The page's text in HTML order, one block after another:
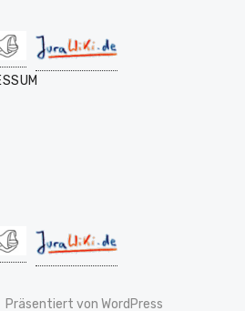
Präsentiert von WordPress